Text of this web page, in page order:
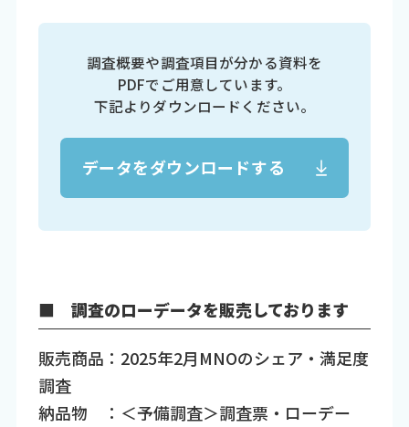
調査概要や調査項目が分かる資料を
PDFでご用意しています。
下記よりダウンロードください。
データをダウンロードする
■ 調査のローデータを販売しております
販売商品：2025年2月MNOのシェア・満足度
調査
納品物 ：＜予備調査＞調査票・ローデー